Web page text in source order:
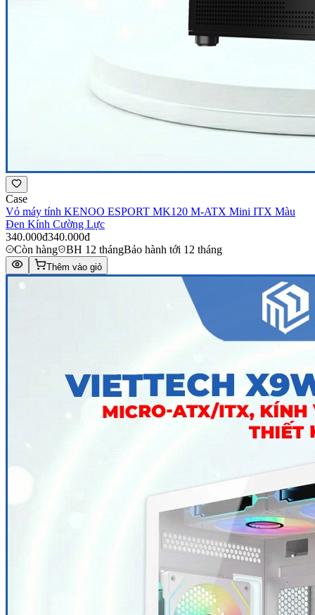
Case
Vỏ máy tính KENOO ESPORT MK120 M-ATX Mini ITX Màu
Đen Kính Cường Lực
340.000đ340.000đ
Còn hàng
BH 12 thángBảo hành tới 12 tháng
Thêm vào giỏ